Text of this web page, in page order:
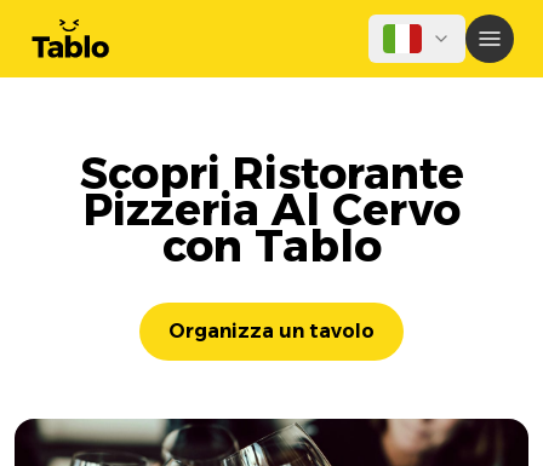
Scopri Ristorante
Pizzeria Al Cervo
con Tablo
Organizza un tavolo